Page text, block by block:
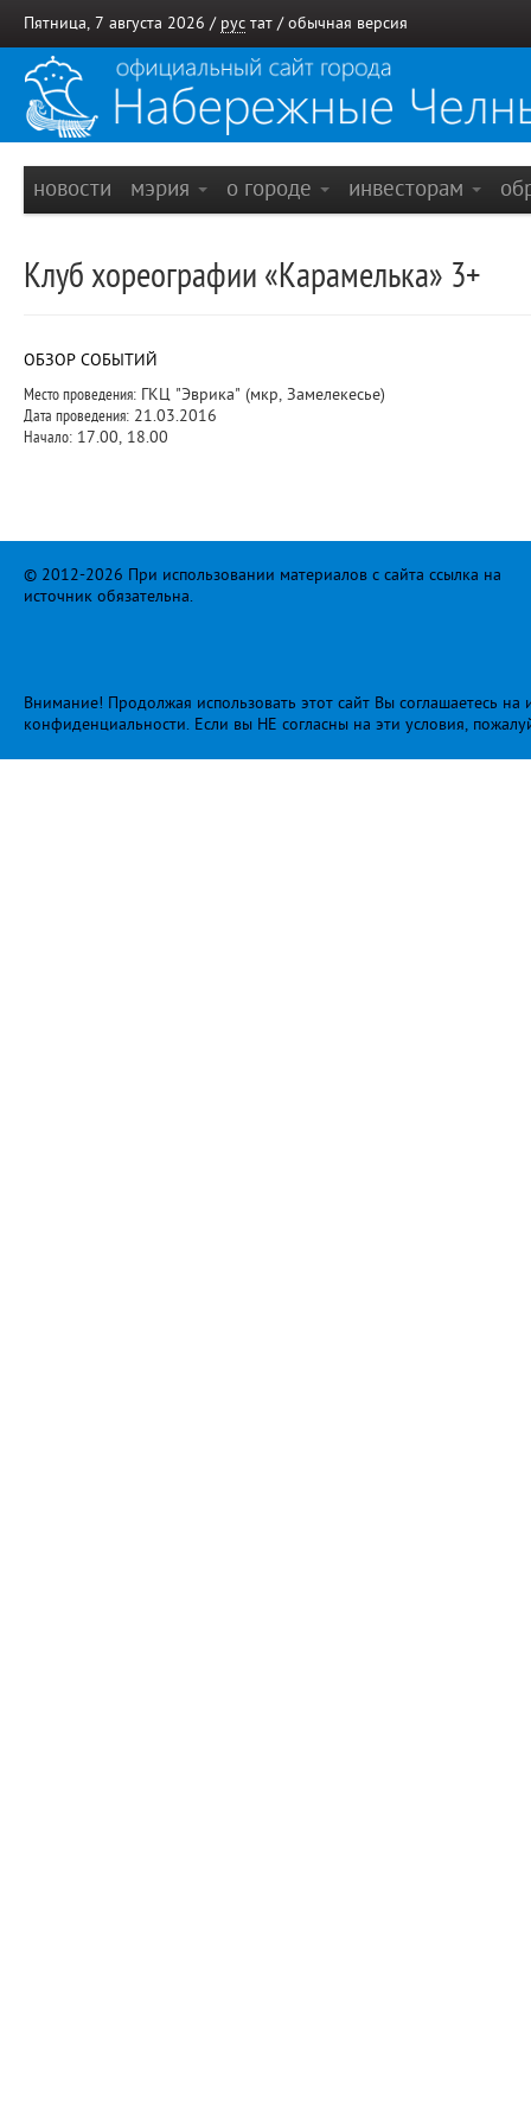
Пятница, 7 августа 2026 / рус тат / обычная версия
новости мэрия о городе инвесторам
Клуб хореографии «Карамелька» 3+
ОБЗОР СОБЫТИЙ
Место проведения: ГКЦ "Эврика" (мкр, Замелекесье)
Дата проведения: 21.03.2016
Начало: 17.00, 18.00
© 2012-2026 При использовании материалов с сайта ссылка на
источник обязательна.
Внимание! Продолжая использовать этот сайт Вы соглашаетесь
конфиденциальности. Если вы НЕ согласны на эти условия,